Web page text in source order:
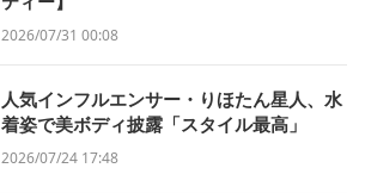
2026/07/31 00:08
人気インフルエンサー・りほたん星人、水
着姿で美ボディ披露「スタイル最高」
2026/07/24 17:48